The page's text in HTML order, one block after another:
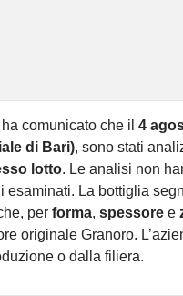
comunicato che il 4
di Bari), sono stati
lotto. Le analisi non
esaminati. La bottiglia
per forma, spessore e
originale Granoro.
o dalla filiera.